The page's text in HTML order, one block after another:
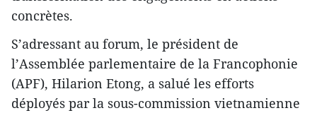
concrètes.
S’adressant au forum, le président de
l’Assemblée parlementaire de la Francophonie
(APF), Hilarion Etong, a salué les efforts
déployés par la sous-commission vietnamienne